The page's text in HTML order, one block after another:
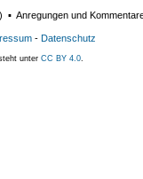
) ▪ Anregungen und
- Datenschutz
unter CC BY 4.0